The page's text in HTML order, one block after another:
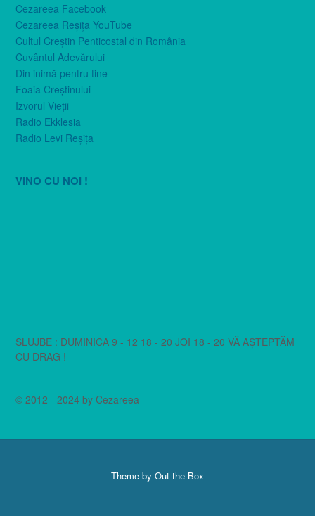
Cezareea Facebook
Cezareea Reşiţa YouTube
Cultul Creştin Penticostal din România
Cuvântul Adevărului
Din inimă pentru tine
Foaia Creştinului
Izvorul Vieţii
Radio Ekklesia
Radio Levi Reşiţa
VINO CU NOI !
SLUJBE : DUMINICA 9 - 12 18 - 20 JOI 18 - 20 VĂ AȘTEPTĂM
CU DRAG !
© 2012 - 2024 by Cezareea
Theme by Out the Box